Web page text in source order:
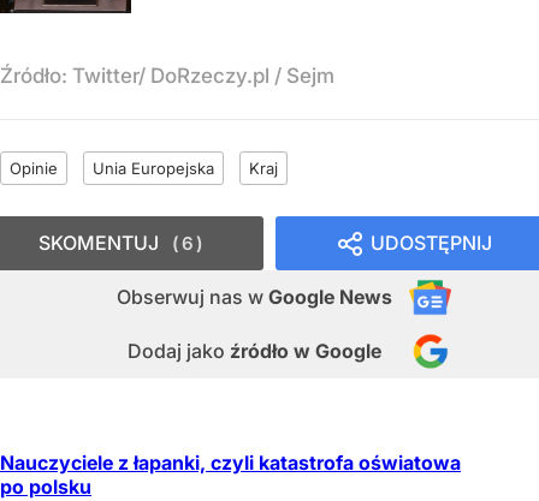
Źródło: Twitter/ DoRzeczy.pl / Sejm
Opinie Unia Europejska Kraj
UDOSTĘPNIJ
Obserwuj nas w Google News
Dodaj jako źródło w Google
SKOMENTUJ 6
Nauczyciele z łapanki, czyli katastrofa oświatowa
po polsku